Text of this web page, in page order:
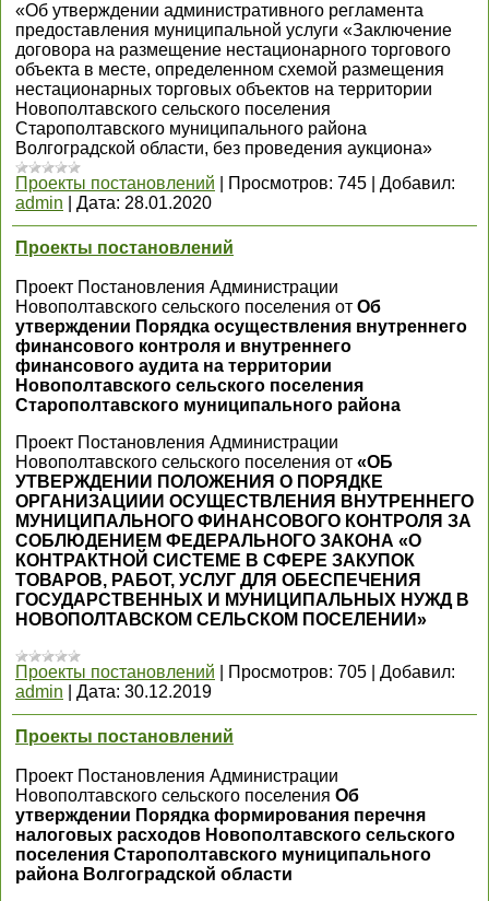
«Об утверждении административного регламента
предоставления муниципальной услуги «Заключение
договора на размещение нестационарного торгового
объекта в месте, определенном схемой размещения
нестационарных торговых объектов на территории
Новополтавского сельского поселения
Старополтавского муниципального района
Волгоградской области, без проведения аукциона»
Проекты постановлений
Просмотров: 745
Добавил:
admin
Дата: 28.01.2020
Проекты постановлений
Проект Постановления Администрации
Новополтавского сельского поселения от Об
утверждении Порядка осуществления внутреннего
финансового контроля и внутреннего
финансового аудита на территории
Новополтавского сельского поселения
Старополтавского муниципального района
Проект Постановления Администрации
Новополтавского сельского поселения от «ОБ
УТВЕРЖДЕНИИ ПОЛОЖЕНИЯ О ПОРЯДКЕ
ОРГАНИЗАЦИИИ ОСУЩЕСТВЛЕНИЯ ВНУТРЕННЕГО
МУНИЦИПАЛЬНОГО ФИНАНСОВОГО КОНТРОЛЯ ЗА
СОБЛЮДЕНИЕМ ФЕДЕРАЛЬНОГО ЗАКОНА «О
КОНТРАКТНОЙ СИСТЕМЕ В СФЕРЕ ЗАКУПОК
ТОВАРОВ, РАБОТ, УСЛУГ ДЛЯ ОБЕСПЕЧЕНИЯ
ГОСУДАРСТВЕННЫХ И МУНИЦИПАЛЬНЫХ НУЖД В
НОВОПОЛТАВСКОМ СЕЛЬСКОМ ПОСЕЛЕНИИ»
Проекты постановлений Просмотров: 705
Добавил:
admin
Дата: 30.12.2019
Проекты постановлений
Проект Постановления Администрации
Новополтавского сельского поселения Об
утверждении Порядка формирования перечня
налоговых расходов Новополтавского сельского
поселения Старополтавского муниципального
района Волгоградской области